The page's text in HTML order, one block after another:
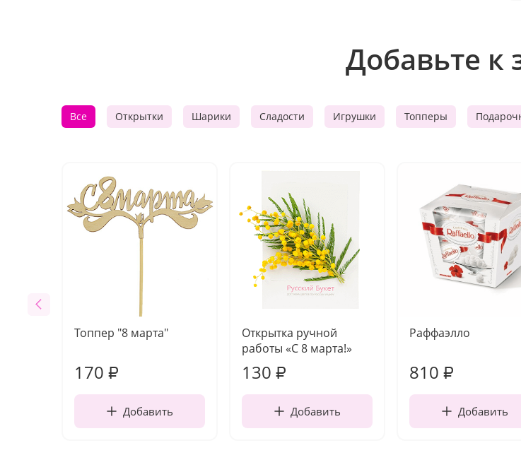
Добавьте к
Все Открытки Шарики Сладости Игрушки Топперы
Топпер "8 марта"
170 ₽
Добавить
Открытка ручной
работы «С 8 марта!»
130 ₽
Добавить
Раффаэлло
810 ₽
Добавить